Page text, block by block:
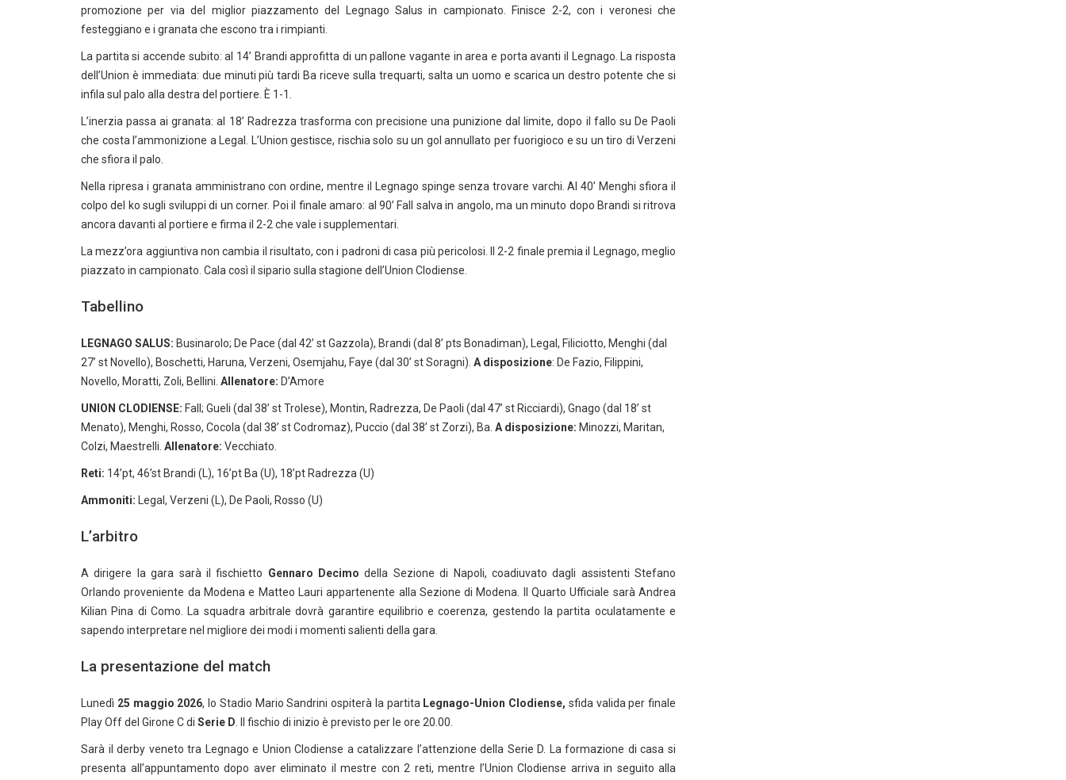
promozione per via del miglior piazzamento del Legnago Salus in campionato. Finisce 2-2, con i veronesi che
festeggiano e i granata che escono tra i rimpianti.
La partita si accende subito: al 14’ Brandi approfitta di un pallone vagante in area e porta avanti il Legnago. La risposta
dell’Union è immediata: due minuti più tardi Ba riceve sulla trequarti, salta un uomo e scarica un destro potente che si
infila sul palo alla destra del portiere. È 1-1.
L’inerzia passa ai granata: al 18’ Radrezza trasforma con precisione una punizione dal limite, dopo il fallo su De Paoli
che costa l’ammonizione a Legal. L’Union gestisce, rischia solo su un gol annullato per fuorigioco e su un tiro di Verzeni
che sfiora il palo.
Nella ripresa i granata amministrano con ordine, mentre il Legnago spinge senza trovare varchi. Al 40’ Menghi sfiora il
colpo del ko sugli sviluppi di un corner. Poi il finale amaro: al 90’ Fall salva in angolo, ma un minuto dopo Brandi si ritrova
ancora davanti al portiere e firma il 2-2 che vale i supplementari.
La mezz’ora aggiuntiva non cambia il risultato, con i padroni di casa più pericolosi. Il 2-2 finale premia il Legnago, meglio
piazzato in campionato. Cala così il sipario sulla stagione dell’Union Clodiense.
Tabellino
LEGNAGO SALUS: Businarolo; De Pace (dal 42’ st Gazzola), Brandi (dal 8’ pts Bonadiman), Legal, Filiciotto, Menghi (dal
27’ st Novello), Boschetti, Haruna, Verzeni, Osemjahu, Faye (dal 30’ st Soragni). A disposizione: De Fazio, Filippini,
Novello, Moratti, Zoli, Bellini. Allenatore: D’Amore
UNION CLODIENSE: Fall; Gueli (dal 38’ st Trolese), Montin, Radrezza, De Paoli (dal 47’ st Ricciardi), Gnago (dal 18’ st
Menato), Menghi, Rosso, Cocola (dal 38’ st Codromaz), Puccio (dal 38’ st Zorzi), Ba. A disposizione: Minozzi, Maritan,
Colzi, Maestrelli. Allenatore: Vecchiato.
Reti: 14’pt, 46’st Brandi (L), 16’pt Ba (U), 18’pt Radrezza (U)
Ammoniti: Legal, Verzeni (L), De Paoli, Rosso (U)
L’arbitro
A dirigere la gara sarà il fischietto Gennaro Decimo della Sezione di Napoli, coadiuvato dagli assistenti Stefano
Orlando proveniente da Modena e Matteo Lauri appartenente alla Sezione di Modena. Il Quarto Ufficiale sarà Andrea
Kilian Pina di Como. La squadra arbitrale dovrà garantire equilibrio e coerenza, gestendo la partita oculatamente e
sapendo interpretare nel migliore dei modi i momenti salienti della gara.
La presentazione del match
Lunedì 25 maggio 2026, lo Stadio Mario Sandrini ospiterà la partita Legnago-Union Clodiense, sfida valida per finale
Play Off del Girone C di Serie D . Il fischio di inizio è previsto per le ore 20.00.
Sarà il derby veneto tra Legnago e Union Clodiense a catalizzare l’attenzione della Serie D. La formazione di casa si
presenta all’appuntamento dopo aver eliminato il mestre con 2 reti, mentre l’Union Clodiense arriva in seguito alla